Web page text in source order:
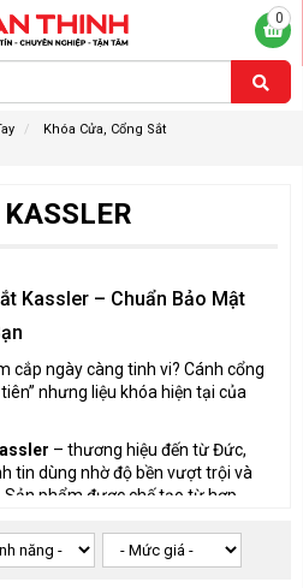
0
Khóa Cửa, Cổng Sắt
Kassler – Chuẩn Bảo Mật
cắp ngày càng tinh vi? Cánh cổng
nhưng liệu khóa hiện tại của
– thương hiệu đến từ Đức,
tin dùng nhờ độ bền vượt trội và
phẩm được chế tạo từ hợp
ngoài trời. Công nghệ khóa cơ –
nghiệm vừa an toàn, vừa tiện lợi.